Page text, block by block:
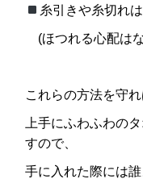
糸引きや糸切れ
(ほつれる心配は
これらの方法を守れ
上手にふわふわの
すので、
手に入れた際には